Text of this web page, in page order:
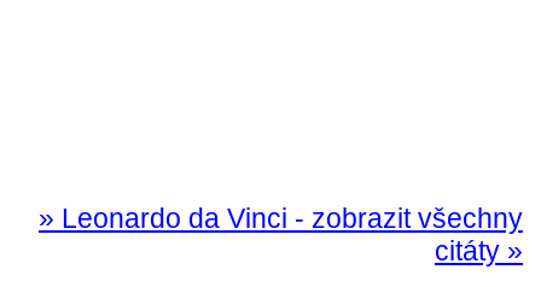
» Leonardo da Vinci - zobrazit všechny
citáty »